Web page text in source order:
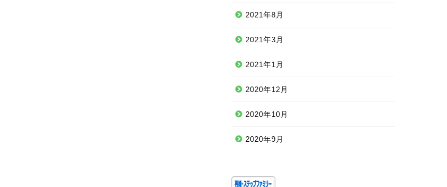
2021年8月
2021年3月
2021年1月
2020年12月
2020年10月
2020年9月